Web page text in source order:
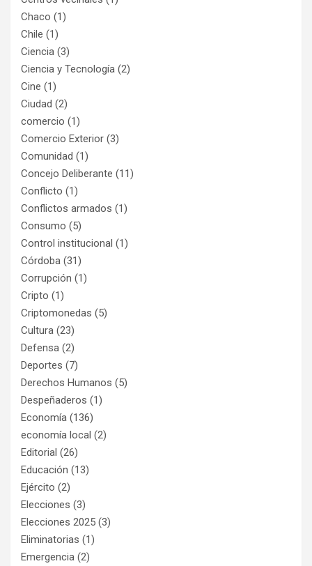
Chaco (1)
Chile (1)
Ciencia (3)
Ciencia y Tecnología (2)
Cine (1)
Ciudad (2)
comercio (1)
Comercio Exterior (3)
Comunidad (1)
Concejo Deliberante (11)
Conflicto (1)
Conflictos armados (1)
Consumo (5)
Control institucional (1)
Córdoba (31)
Corrupción (1)
Cripto (1)
Criptomonedas (5)
Cultura (23)
Defensa (2)
Deportes (7)
Derechos Humanos (5)
Despeñaderos (1)
Economía (136)
economía local (2)
Editorial (26)
Educación (13)
Ejército (2)
Elecciones (3)
Elecciones 2025 (3)
Eliminatorias (1)
Emergencia (2)